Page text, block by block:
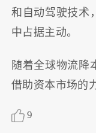
和自动驾驶技术
中占据主动。
随着全球物流降
借助资本市场的
9